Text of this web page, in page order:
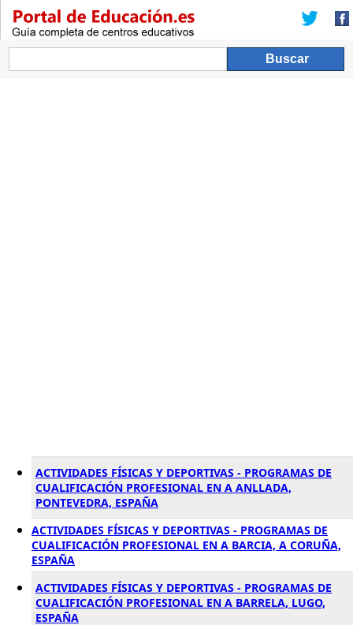
ACTIVIDADES FÍSICAS Y DEPORTIVAS - PROGRAMAS DE
CUALIFICACIÓN PROFESIONAL EN A ANLLADA,
PONTEVEDRA, ESPAÑA
ACTIVIDADES FÍSICAS Y DEPORTIVAS - PROGRAMAS DE
CUALIFICACIÓN PROFESIONAL EN A BARCIA, A CORUÑA,
ESPAÑA
ACTIVIDADES FÍSICAS Y DEPORTIVAS - PROGRAMAS DE
CUALIFICACIÓN PROFESIONAL EN A BARRELA, LUGO,
ESPAÑA